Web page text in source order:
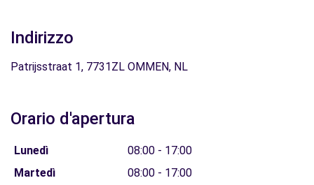
Indirizzo
Patrijsstraat 1, 7731ZL OMMEN, NL
Orario d'apertura
Lunedì
08:00 - 17:00
Martedì
08:00 - 17:00